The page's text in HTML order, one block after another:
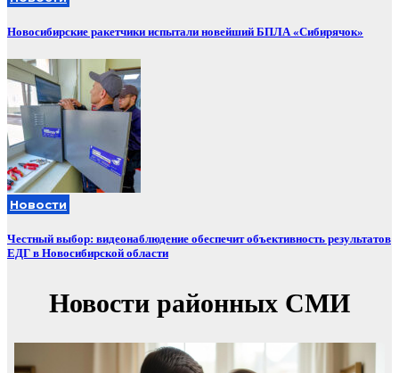
Новосибирские ракетчики испытали новейший БПЛА «Сибирячок»
Новости
Честный выбор: видеонаблюдение обеспечит объективность результатов
ЕДГ в Новосибирской области